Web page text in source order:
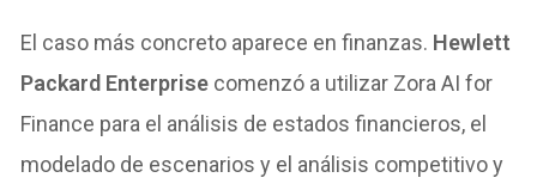
El caso más concreto aparece en finanzas. Hewlett
Packard Enterprise comenzó a utilizar Zora AI for
Finance para el análisis de estados financieros, el
modelado de escenarios y el análisis competitivo y